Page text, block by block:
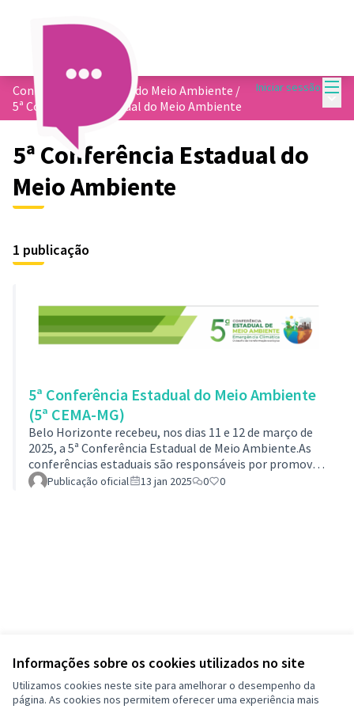
Informações sobre os cookies utilizados no site
Utilizamos cookies neste site para amelhorar o desempenho da
página. As cookies nos permitem oferecer uma experiência mais
Iniciar sessão
Conferência Municipal do Meio Ambiente /
5ª Conferência Estadual do Meio Ambiente
5ª Conferência Estadual do
Meio Ambiente
1 publicação
5ª Conferência Estadual do Meio Ambiente
(5ª CEMA-MG)
Belo Horizonte recebeu, nos dias 11 e 12 de março de
2025, a 5ª Conferência Estadual de Meio Ambiente.As
conferências estaduais são responsáveis por promover
diálogos sobre a emergência climática e servir de
Publicação oficial 13 jan 2025 0 0